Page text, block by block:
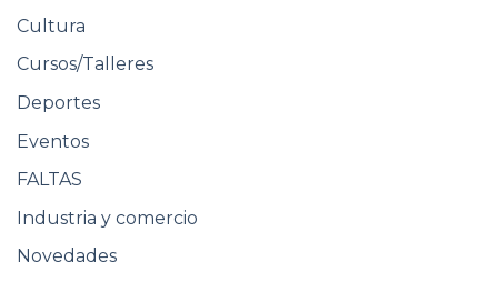
Cultura
Cursos/Talleres
Deportes
Eventos
FALTAS
Industria y comercio
Novedades